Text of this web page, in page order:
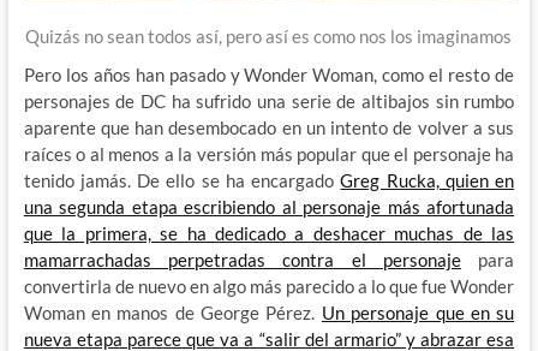
Quizás no sean todos así, pero así es como nos los imaginamos
Pero los años han pasado y Wonder Woman, como el resto de
personajes de DC ha sufrido una serie de altibajos sin rumbo
aparente que han desembocado en un intento de volver a sus
raíces o al menos a la versión más popular que el personaje ha
tenido jamás. De ello se ha encargadoGreg Rucka, quien en
una segunda etapa escribiendo al personaje más afortunada
que la primera, se ha dedicado a deshacer muchas de las
mamarrachadas perpetradas contra el personajepara
convertirla de nuevo en algo más parecido a lo que fue Wonder
Woman en manos de George Pérez. Un personaje que en su
nueva etapa parece que va a “salir del armario” y abrazar esa